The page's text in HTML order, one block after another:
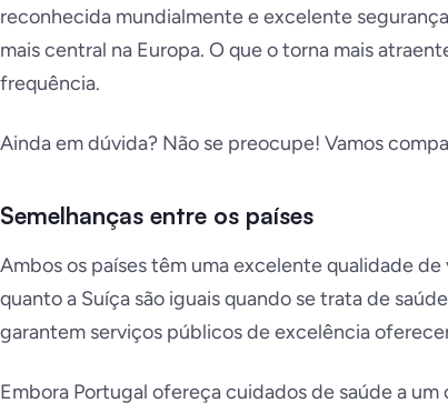
reconhecida mundialmente e excelente
mais central na Europa. O que o torna mais
frequência.
Ainda em dúvida? Não se preocupe! Vamos
Semelhanças entre os países
Ambos os países têm uma excelente qualidade
quanto a Suíça são iguais quando se trata de
garantem serviços públicos de excelência
Embora Portugal ofereça cuidados de saúde a